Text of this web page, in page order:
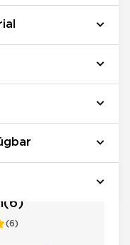
(6)